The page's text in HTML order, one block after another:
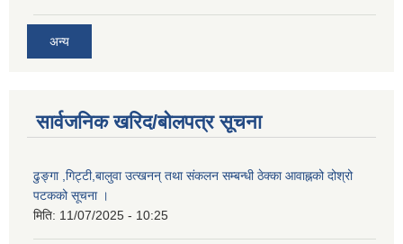
अन्य
सार्वजनिक खरिद/बोलपत्र सूचना
ढुङ्गा ,गिट्टी,बालुवा उत्खनन् तथा संकलन सम्बन्धी ठेक्का आवाह्नको दोश्रो
पटकको सूचना ।
मिति: 11/07/2025 - 10:25